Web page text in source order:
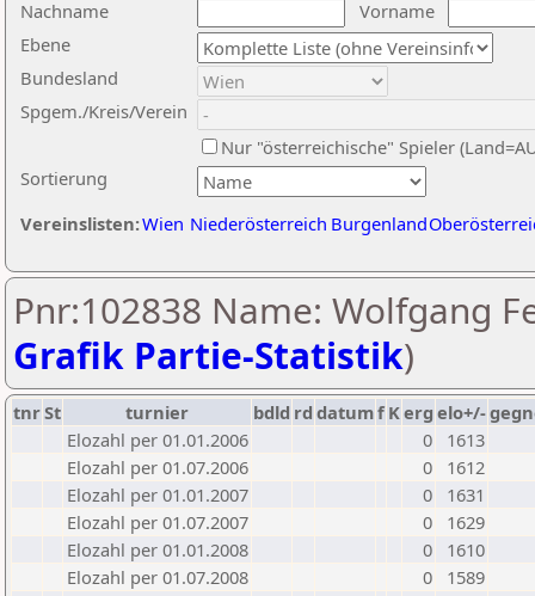
Nachname
Vorname
Ebene
Sortierung
Bundesland
Spgem./Kreis/Verein
Nur "österreichische" Spieler
Vereinslisten:Wien Niederösterreich Burgenland
Pnr:102838 Name: Wolfgang
Grafik Partie-Statistik)
tnrSt turnier bdld rd datumf Kerg elo+/-
Elozahl per 01.01.2006
0
1613
Elozahl per 01.07.2006
0
1612
Elozahl per 01.01.2007
0
1631
Elozahl per 01.07.2007
0
1629
Elozahl per 01.01.2008
0
1610
Elozahl per 01.07.2008
0
1589